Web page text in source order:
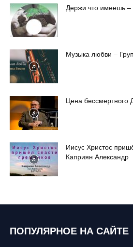
Держи что имеешь –
Музыка любви –
Цена
Иисус Христос
Каприян Александр
ПОПУЛЯРНОЕ НА САЙТЕ